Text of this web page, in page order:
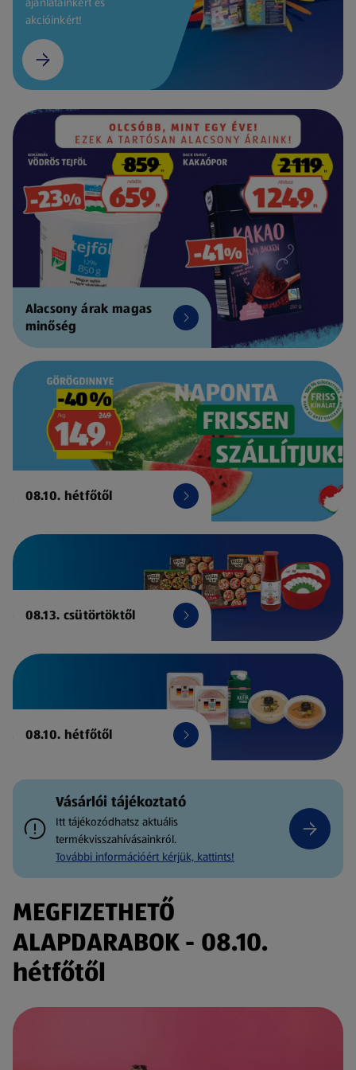
akcióinkért!
Alacsony árak magas
minőség
08.10. hétfőtől
08.13. csütörtöktől
08.10. hétfőtől
Vásárlói tájékoztató
Itt tájékozódhatsz aktuális
termékvisszahívásainkról.
További információért kérjük, kattints!
MEGFIZETHETŐ
ALAPDARABOK - 08.10.
hétfőtől